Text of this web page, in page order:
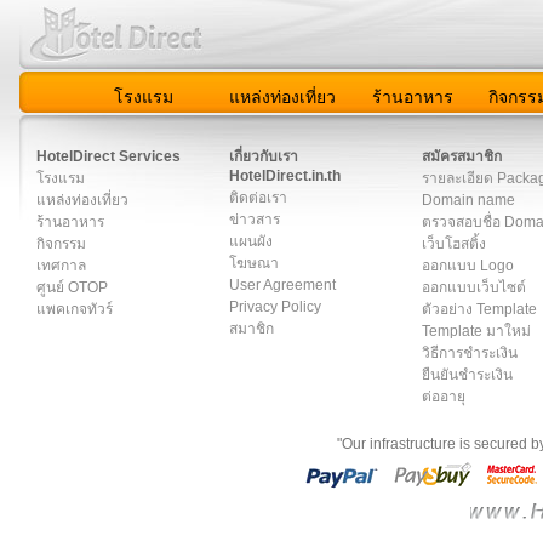
โรงแรม แหล่งท่องเที่ยว ร้านอาหาร กิจกรร
HotelDirect Services
โรงแรม
แหล่งท่องเที่ยว
ร้านอาหาร
กิจกรรม
เทศกาล
ศูนย์ OTOP
แพคเกจทัวร์
เกี่ยวกับเรา
HotelDirect.in.th
ติดต่อเรา
ข่าวสาร
แผนผัง
โฆษณา
User Agreement
Privacy Policy
สมาชิก
สมัครสมาชิก
รายละเอียด
Domain name
ตรวจสอบชื่อ
เว็บโฮสติ้ง
ออกแบบ Logo
ออกแบบเว็บไซต์
ตัวอย่าง Template
Template มาใหม่
วิธีการชำระเงิน
ยืนยันชำระเงิน
ต่ออายุ
"Our infrastructure is secured